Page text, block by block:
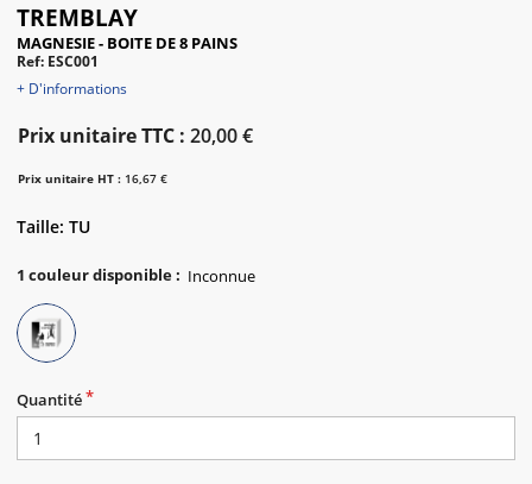
TREMBLAY
MAGNESIE - BOITE DE 8 PAINS
Ref: ESC001
+ D'informations
Prix unitaire TTC : 20,00 €
Prix unitaire HT : 16,67 €
Taille: TU
1 couleur disponible:
Quantité